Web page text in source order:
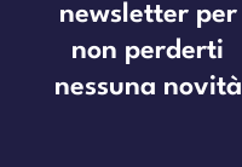
newsletter per
non perderti
nessuna novità